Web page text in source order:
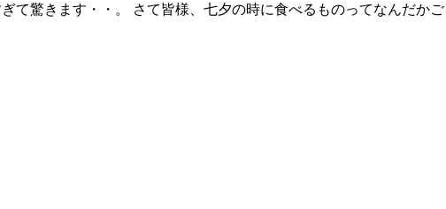
て驚きます・・。 さて皆様、七夕の時に食べるものってなんだかご